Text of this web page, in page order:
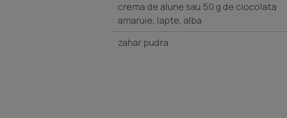
crema de alune sau 50 g de ciocolata
amaruie, lapte, alba
zahar pudra